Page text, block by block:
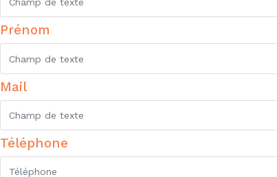
Prénom
Mail
Téléphone